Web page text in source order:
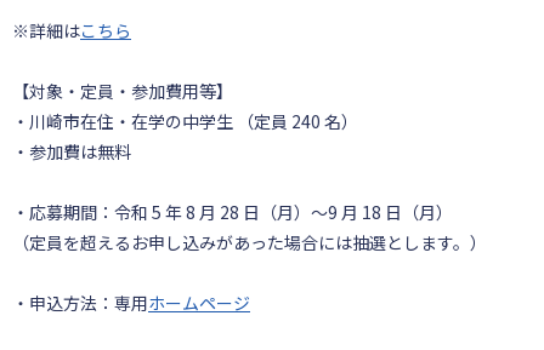
※詳細はこちら
【対象・定員・参加費用等】
・川崎市在住・在学の中学生 （定員 240 名）
・参加費は無料
・応募期間：令和 5 年 8 月 28 日（月）～9 月 18 日（月）
（定員を超えるお申し込みがあった場合には抽選とします。）
・申込方法：専用ホームページ